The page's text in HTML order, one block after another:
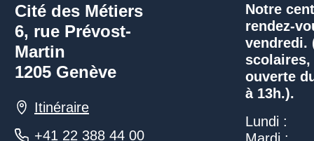
Cité des Métiers
6, rue Prévost-
Martin
1205 Genève
Itinéraire
+41 22 388 44 00
Notre
rendez-
vendredi.
ouverte
à 13h.).
Lundi :
Mardi :